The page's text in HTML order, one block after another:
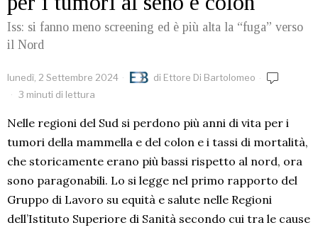
Iss: si fanno meno screening ed è più alta la “fuga” verso
il Nord
lunedì, 2 Settembre 2024 di Ettore Di Bartolomeo
3 minuti di lettura
Nelle regioni del Sud si perdono più anni di vita per i
tumori della mammella e del colon e i tassi di mortalità,
che storicamente erano più bassi rispetto al nord, ora
sono paragonabili. Lo si legge nel primo rapporto del
Gruppo di Lavoro su equità e salute nelle Regioni
dell’Istituto Superiore di Sanità secondo cui tra le cause